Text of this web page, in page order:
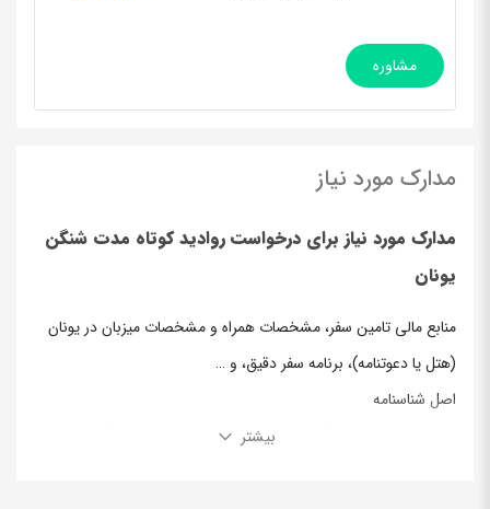
مشاوره
مدارک مورد نیاز
مدارک مورد نیاز برای درخواست روادید کوتاه مدت شنگن
یونان
منابع مالی تامین سفر، مشخصات همراه و مشخصات میزبان در یونان
(هتل یا دعوتنامه)، برنامه سفر دقیق، و …
اصل شناسنامه
اصل پاسپورت جدید (با حداقل هفت ماه اعتبار از زمان سفر)
بیشتر